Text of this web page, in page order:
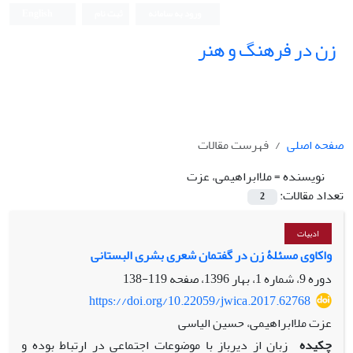
زن در فرهنگ و هنر
صفحه اصلی
فهرست مقالات
نویسنده =ملاابراهیمی، عزت
تعداد مقالات:
2
ادبیات
واکاوی مسئلۀ زن در گفتمان شعری بشری البستانی
دوره 9، شماره 1، بهار 1396، صفحه
119-138
https://doi.org/10.22059/jwica.2017.62768
عزت ملاابراهیمی، حسین الیاسی
چکیده زبان از دیرباز با موضوعات اجتماعی در ارتباط بوده و